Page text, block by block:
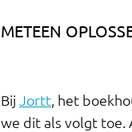
METEEN
Bij Jortt, het
we dit als volgt toe.